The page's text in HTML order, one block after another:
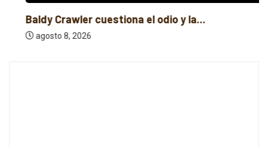
Baldy Crawler cuestiona el odio y la...
agosto 8, 2026